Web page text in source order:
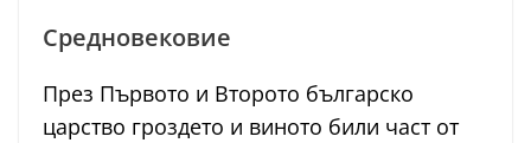
Средновековие
През Първото и Второто българско
царство гроздето и виното били част от